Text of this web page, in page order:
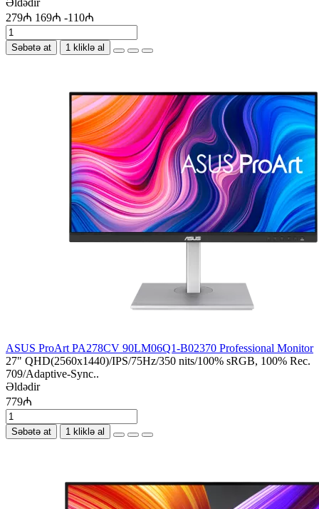
279₼ 169₼ -110₼
Səbətə at 1 kliklə al
ASUS ProArt PA278CV 90LM06Q1-B02370 Professional Monitor
27" QHD(2560x1440)/IPS/75Hz/350 nits/100% sRGB, 100% Rec.
709/Adaptive-Sync..
Əldədir
779₼
Səbətə at 1 kliklə al